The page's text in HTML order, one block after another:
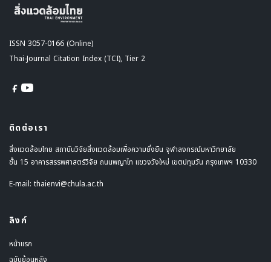
ISSN 3057-0166 (Online)
Thai-Journal Citation Index (TCI), Tier 2
ติดต่อเรา
สิ่งแวดล้อมไทย สถาบันวิจัยสิ่งแวดล้อมเพื่อความยั่งยืน จุฬาลงกรณ์มหาวิทยาลัย
ชั้น 15 อาคารสรรพศาสตร์วิจัย ถนนพญาไท แขวงวังใหม่ เขตปทุมวัน กรุงเทพฯ 10330
E-mail: thaienvi@chula.ac.th
ลิงก์
หน้าแรก
ฉบับย้อนหลัง